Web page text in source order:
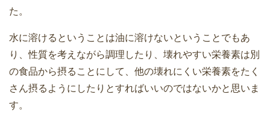
た。
水に溶けるということは油に溶けないということでもあ
り、性質を考えながら調理したり、壊れやすい栄養素は別
の食品から摂ることにして、他の壊れにくい栄養素をたく
さん摂るようにしたりとすればいいのではないかと思いま
す。